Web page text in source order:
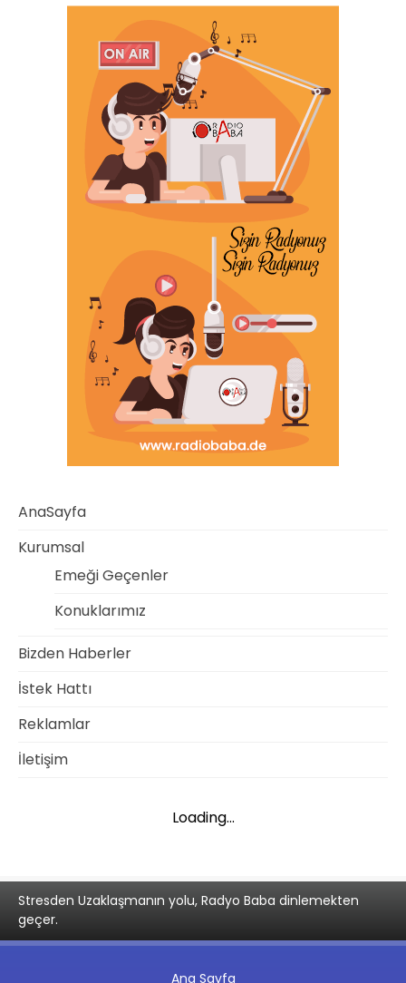
AnaSayfa
Kurumsal
Emeği Geçenler
Konuklarımız
Bizden Haberler
İstek Hattı
Reklamlar
İletişim
Loading...
Stresden Uzaklaşmanın yolu, Radyo Baba dinlemekten
geçer.
Ana Sayfa